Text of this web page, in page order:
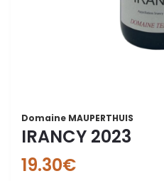
Domaine MAUPERTHUIS
IRANCY 2023
19.30€